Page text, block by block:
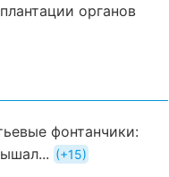
органов
фонтанчики:
+15